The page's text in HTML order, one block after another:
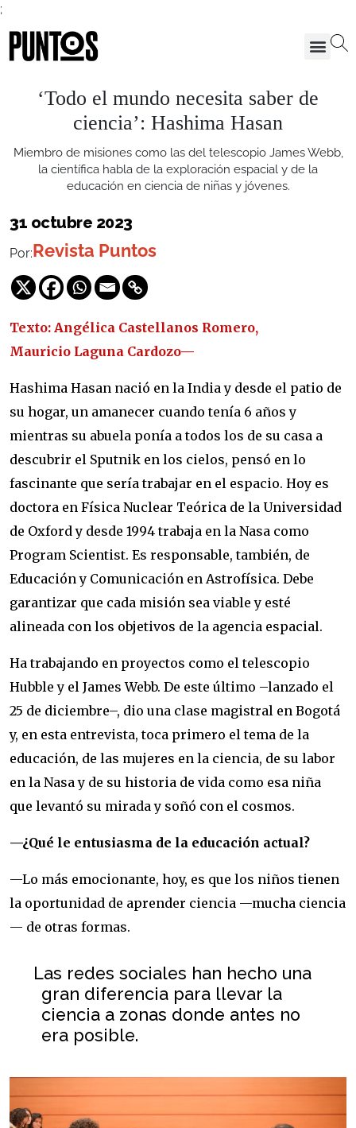
;
‘Todo el mundo necesita saber de
ciencia’: Hashima Hasan
Miembro de misiones como las del telescopio James Webb,
la científica habla de la exploración espacial y de la
educación en ciencia de niñas y jóvenes.
31 octubre 2023
Por:Revista Puntos
Texto: Angélica Castellanos Romero,
Mauricio Laguna Cardozo—
Hashima Hasan nació en la India y desde el patio de
su hogar, un amanecer cuando tenía 6 años y
mientras su abuela ponía a todos los de su casa a
descubrir el Sputnik en los cielos, pensó en lo
fascinante que sería trabajar en el espacio. Hoy es
doctora en Física Nuclear Teórica de la Universidad
de Oxford y desde 1994 trabaja en la Nasa como
Program Scientist. Es responsable, también, de
Educación y Comunicación en Astrofísica. Debe
garantizar que cada misión sea viable y esté
alineada con los objetivos de la agencia espacial.
Ha trabajando en proyectos como el telescopio
Hubble y el James Webb. De este último –lanzado el
25 de diciembre–, dio una clase magistral en Bogotá
y, en esta entrevista, toca primero el tema de la
educación, de las mujeres en la ciencia, de su labor
en la Nasa y de su historia de vida como esa niña
que levantó su mirada y soñó con el cosmos.
—¿Qué le entusiasma de la educación actual?
—Lo más emocionante, hoy, es que los niños tienen
la oportunidad de aprender ciencia —mucha ciencia
— de otras formas.
Las redes sociales han hecho una
gran diferencia para llevar la
ciencia a zonas donde antes no
era posible.